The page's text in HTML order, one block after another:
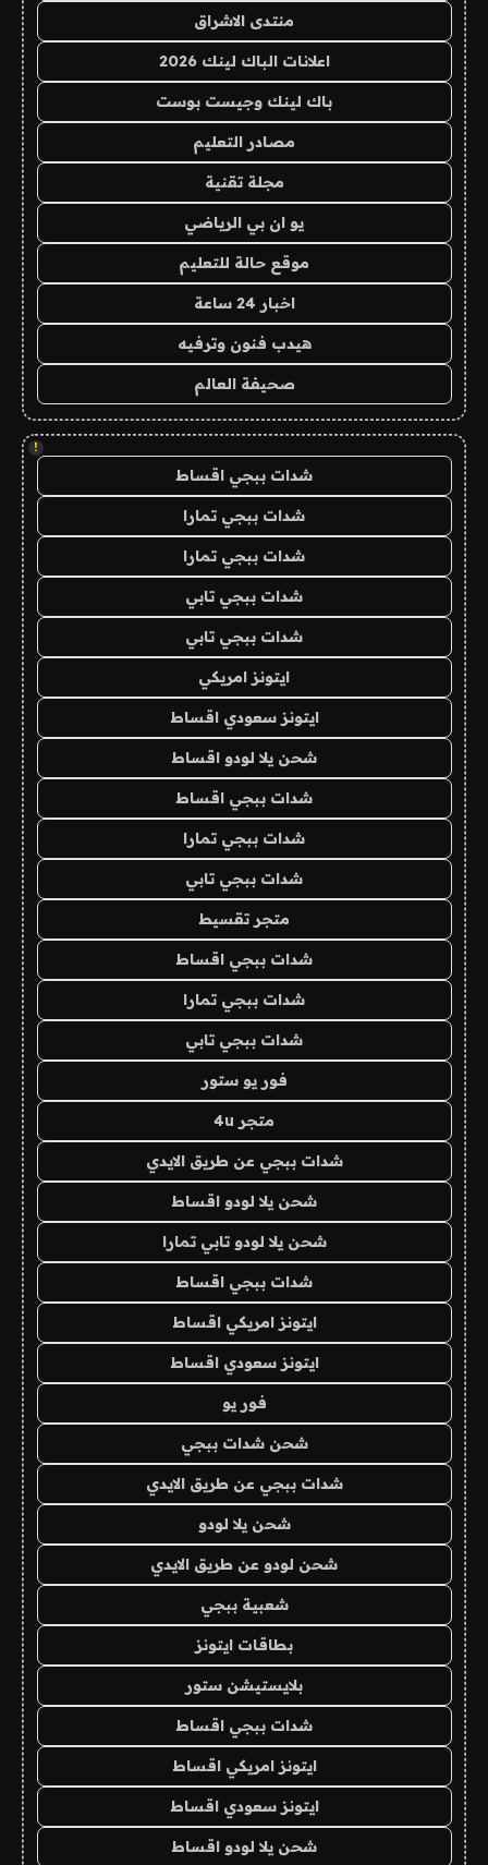
منتدى الاشراق
اعلانات الباك لينك 2026
باك لينك وجيست بوست
مصادر التعليم
مجلة تقنية
يو ان بي الرياضي
موقع حالة للتعليم
اخبار 24 ساعة
هيدب فنون وترفيه
صحيفة العالم
!
شدات ببجي اقساط
شدات ببجي تمارا
شدات ببجي تمارا
شدات ببجي تابي
شدات ببجي تابي
ايتونز امريكي
ايتونز سعودي اقساط
شحن يلا لودو اقساط
شدات ببجي اقساط
شدات ببجي تمارا
شدات ببجي تابي
متجر تقسيط
شدات ببجي اقساط
شدات ببجي تمارا
شدات ببجي تابي
فور يو ستور
متجر 4u
شدات ببجي عن طريق الايدي
شحن يلا لودو اقساط
شحن يلا لودو تابي تمارا
شدات ببجي اقساط
ايتونز امريكي اقساط
ايتونز سعودي اقساط
فور يو
شحن شدات ببجي
شدات ببجي عن طريق الايدي
شحن يلا لودو
شحن لودو عن طريق الايدي
شعبية ببجي
بطاقات ايتونز
بلايستيشن ستور
شدات ببجي اقساط
ايتونز امريكي اقساط
ايتونز سعودي اقساط
شحن يلا لودو اقساط